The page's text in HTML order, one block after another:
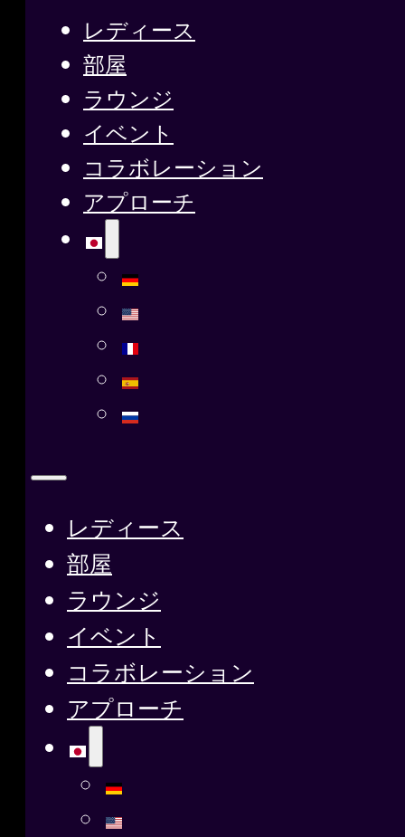
レディース
部屋
ラウンジ
イベント
コラボレーション
アプローチ
レディース
部屋
ラウンジ
イベント
コラボレーション
アプローチ